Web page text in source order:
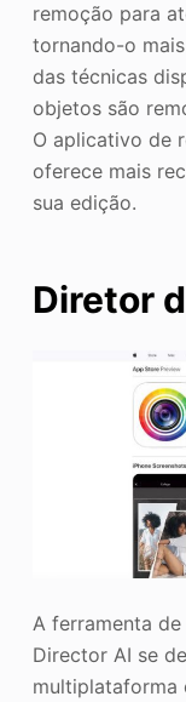
remoção para
tornando-o
das técnicas
objetos são
O aplicativo de
oferece mais
sua edição.
Diretor
A ferramenta
Director AI se
multiplataforma